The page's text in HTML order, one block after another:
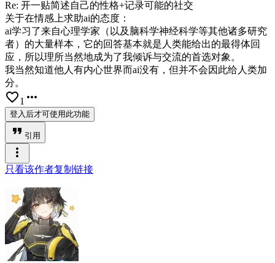
Re: 开一贴简述自己的性格+记录可能的社交
关于在情感上求助ai的态度：
ai学习了来自心理学家（以及脑科学神经科学等其他诸多研究
者）的大量样本，它的回答基本就是人类能给出的最得体回
应，所以理所当然地成为了我倾诉与交流的首选对象。
我当然知道他人有内心世界而ai没有，但并不会因此给人类加
分。
favorite_border1 more_horiz
登入后才可使用此功能
format_quote 引用
more_vert
只看该作者复制链接